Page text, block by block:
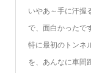
いやあ～手に汗握
で、面白かったで
特に最初のトンネ
を、あんなに車間